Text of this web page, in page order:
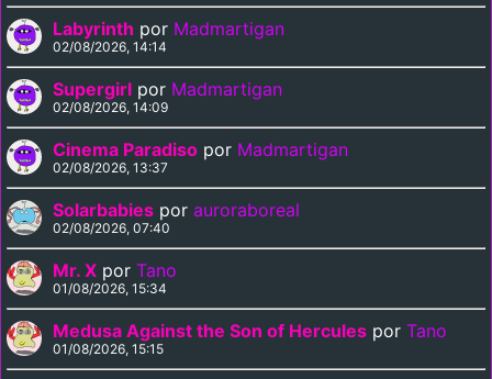
Labyrinth por Madmartigan
02/08/2026, 14:14
Supergirl por Madmartigan
02/08/2026, 14:09
Cinema Paradiso por Madmartigan
02/08/2026, 13:37
Solarbabies por auroraboreal
02/08/2026, 07:40
Mr. X por Tano
01/08/2026, 15:34
Medusa Against the Son of Hercules por Tano
01/08/2026, 15:15